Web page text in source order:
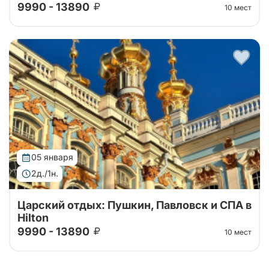
Увлекательный, не напряженный двухдневный тур в
Пушкин и Павловск на выходные. Неклассические
экскурсии, проживание в Хилтон экспофорум,
шикарный обед!
9990 - 13890
10 мест
05 января
2д./1н.
Царский отдых: Пушкин, Павловск и СПА в
Hilton
9990 - 13890
10 мест